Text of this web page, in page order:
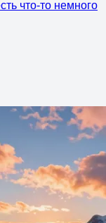
что-то немного